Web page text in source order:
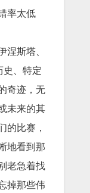
率太低
涅斯塔、
史、特定
奇迹，无
未来的其
的比赛，
地看到那
老急着找
掉那些伟